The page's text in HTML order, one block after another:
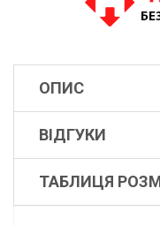
ОПИС
ВІДГУКИ
ТАБЛИЦЯ